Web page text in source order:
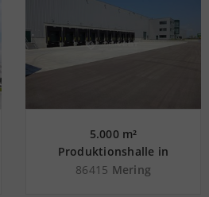
5.000 m²
Produktionshalle in
Mering nahe
86415 Mering